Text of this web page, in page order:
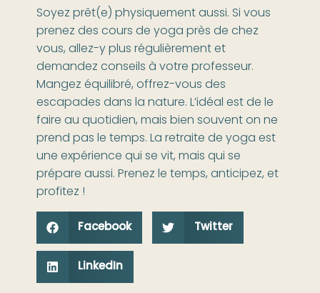
Soyez prêt(e) physiquement aussi. Si vous
prenez des cours de yoga près de chez
vous, allez-y plus régulièrement et
demandez conseils à votre professeur.
Mangez équilibré, offrez-vous des
escapades dans la nature. L’idéal est de le
faire au quotidien, mais bien souvent on ne
prend pas le temps. La retraite de yoga est
une expérience qui se vit, mais qui se
prépare aussi. Prenez le temps, anticipez, et
profitez !
Facebook Twitter
LinkedIn